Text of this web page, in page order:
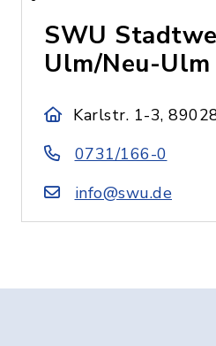
SWU
Ulm/Neu-Ulm
Karlstr. 1-3,
0731/166-0
info@swu.de